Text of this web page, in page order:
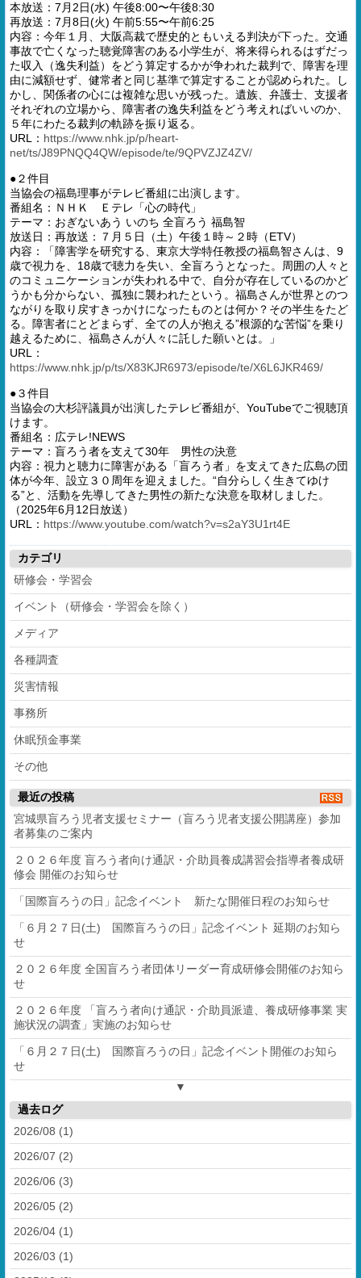
本放送：7月2日(水) 午後8:00〜午後8:30
再放送：7月8日(火) 午前5:55〜午前6:25
内容：今年１月、大阪高裁で歴史的ともいえる判決が下った。交通
事故で亡くなった聴覚障害のある小学生が、将来得られるはずだっ
た収入（逸失利益）をどう算定するかが争われた裁判で、障害を理
由に減額せず、健常者と同じ基準で算定することが認められた。し
かし、関係者の心には複雑な思いが残った。遺族、弁護士、支援者
それぞれの立場から、障害者の逸失利益をどう考えればいいのか、
５年にわたる裁判の軌跡を振り返る。
URL： https://www.nhk.jp/p/heart-
net/ts/J89PNQQ4QW/episode/te/9QPVZJZ4ZV/
●２件目
当協会の福島理事がテレビ番組に出演します。
番組名：ＮＨＫ Ｅテレ「心の時代」
テーマ：おぎないあう いのち 全盲ろう 福島智
放送日：再放送：７月５日（土）午後１時～２時（ETV）
内容：「障害学を研究する、東京大学特任教授の福島智さんは、9
歳で視力を、18歳で聴力を失い、全盲ろうとなった。周囲の人々と
のコミュニケーションが失われる中で、自分が存在しているのかど
うかも分からない、孤独に襲われたという。福島さんが世界とのつ
ながりを取り戻すきっかけになったものとは何か？その半生をたど
る。障害者にとどまらず、全ての人が抱える”根源的な苦悩”を乗り
越えるために、福島さんが人々に託した願いとは。」
URL：
https://www.nhk.jp/p/ts/X83KJR6973/episode/te/X6L6JKR469/
●３件目
当協会の大杉評議員が出演したテレビ番組が、YouTubeでご視聴頂
けます。
番組名：広テレ!NEWS
テーマ：盲ろう者を支えて30年 男性の決意
内容：視力と聴力に障害がある「盲ろう者」を支えてきた広島の団
体が今年、設立３０周年を迎えました。“自分らしく生きてゆけ
る”と、活動を先導してきた男性の新たな決意を取材しました。
（2025年6月12日放送）
URL： https://www.youtube.com/watch?v=s2aY3U1rt4E
カテゴリ
研修会・学習会
イベント（研修会・学習会を除く）
メディア
各種調査
災害情報
事務所
休眠預金事業
その他
最近の投稿
宮城県盲ろう児者支援セミナー（盲ろう児者支援公開講座）参加
者募集のご案内
２０２６年度 盲ろう者向け通訳・介助員養成講習会指導者養成研
修会 開催のお知らせ
「国際盲ろうの日」記念イベント 新たな開催日程のお知らせ
「６月２７日(土) 国際盲ろうの日」記念イベント 延期のお知ら
せ
２０２６年度 全国盲ろう者団体リーダー育成研修会開催のお知ら
せ
２０２６年度 「盲ろう者向け通訳・介助員派遣、養成研修事業 実
施状況の調査」実施のお知らせ
「６月２７日(土) 国際盲ろうの日」記念イベント開催のお知ら
せ
▼
過去ログ
2026/08 (1)
2026/07 (2)
2026/06 (3)
2026/05 (2)
2026/04 (1)
2026/03 (1)